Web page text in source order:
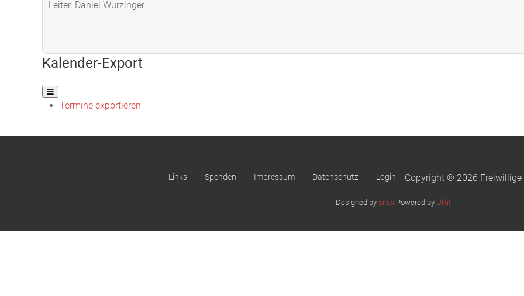
Leiter: Daniel Würzinger
Kalender-Export
Termine exportieren
Links Spenden Impressum Datenschutz Login Copyright © 2026 Freiwillige
Designed by sinci Powered by Ulkit